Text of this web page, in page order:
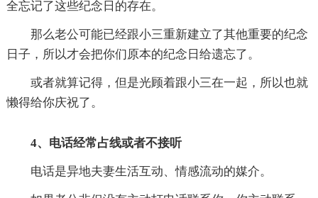
全忘记了这些纪念日的存在。
那么老公可能已经跟小三重新建立了其他重要的纪念
日子，所以才会把你们原本的纪念日给遗忘了。
或者就算记得，但是光顾着跟小三在一起，所以也就
懒得给你庆祝了。
4、电话经常占线或者不接听
电话是异地夫妻生活互动、情感流动的媒介。